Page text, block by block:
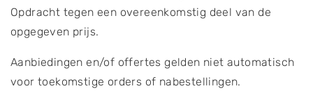
Opdracht tegen een overeenkomstig deel van de
opgegeven prijs.
Aanbiedingen en/of offertes gelden niet automatisch
voor toekomstige orders of nabestellingen.